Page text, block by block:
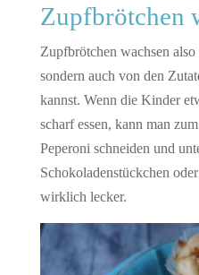
Zupfbrötchen
Zupfbrötchen wachsen
sondern auch von den
kannst. Wenn die Kinder
scharf essen, kann man
Peperoni schneiden und
Schokoladenstückchen
wirklich lecker.